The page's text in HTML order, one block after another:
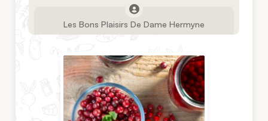
Les Bons Plaisirs De Dame Hermyne